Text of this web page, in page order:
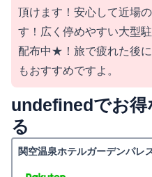
頂けます！安心して近場
す！広く停めやすい大型
配布中★！旅で疲れた後
もおすすめですよ。
undefinedでお
る
関空温泉ホテルガーデンパレ